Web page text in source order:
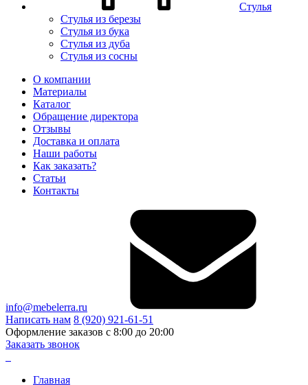
Стулья
Стулья из березы
Стулья из бука
Стулья из дуба
Стулья из сосны
О компании
Материалы
Каталог
Обращение директора
Отзывы
Доставка и оплата
Наши работы
Как заказать?
Статьи
Контакты
info@mebelerra.ru
Написать нам 8 (920) 921-61-51
Оформление заказов с 8:00 до 20:00
Заказать звонок
Главная